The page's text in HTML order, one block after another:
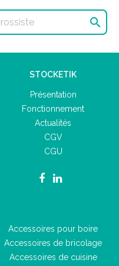

STOCKETIK
Présentation
Fonctionnement
Actualités
CGV
CGU
Accessoires pour boire
Accessoires de bricolage
Accessoires de cuisine